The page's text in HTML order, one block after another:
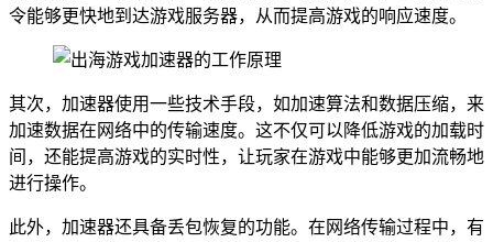
令能够更快地到达游戏服务器，从而提高游戏的响应速度。
其次，加速器使用一些技术手段，如加速算法和数据压缩，来
加速数据在网络中的传输速度。这不仅可以降低游戏的加载时
间，还能提高游戏的实时性，让玩家在游戏中能够更加流畅地
进行操作。
此外，加速器还具备丢包恢复的功能。在网络传输过程中，有